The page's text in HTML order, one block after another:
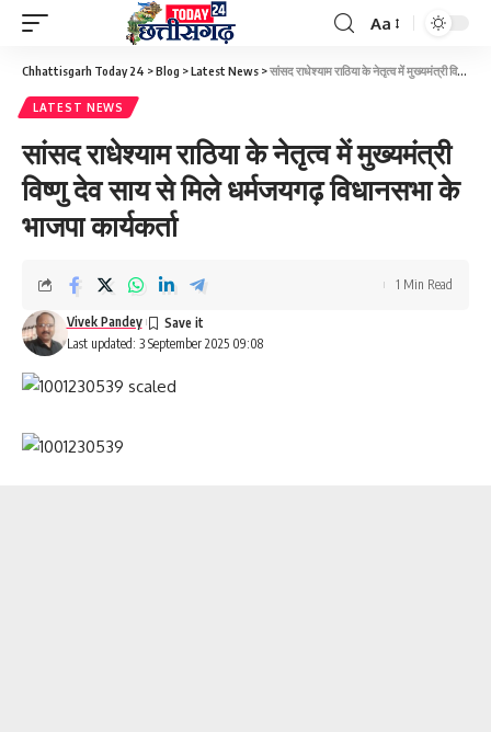
Font
Resizer
Aa
Chhattisgarh Today 24 >Blog >Latest News >सांसद राधेश्याम राठिया के नेतृत्व में मुख्यमंत्री विष्णु देव साय से मिले धर्मजयगढ़ विधानसभा के भाजपा कार्यकर्ता
LATEST NEWS
सांसद राधेश्याम राठिया के नेतृत्व में मुख्यमंत्री
विष्णु देव साय से मिले धर्मजयगढ़ विधानसभा के
भाजपा कार्यकर्ता
Last updated: 3 September 2025 09:08
Vivek Pandey
1 Min Read